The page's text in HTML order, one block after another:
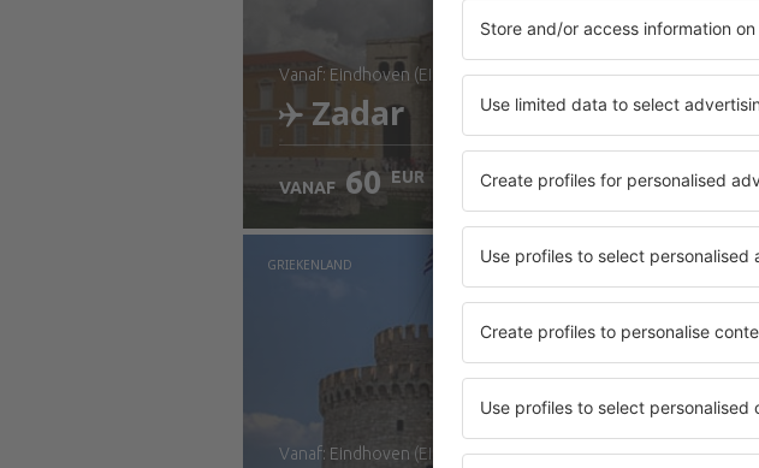
Bekijk
VANAF
vanaf: Eindhoven (EIN)
Zadar
Bekijk de details
VANAF 60 EUR
GRIEKENLAND
vanaf: Eindhoven (EIN)
SPANJE
vanaf: